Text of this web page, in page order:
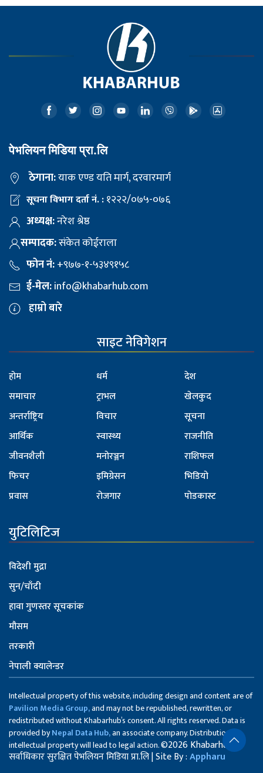
पेभलियन मिडिया प्रा.लि
ठेगाना:याक एण्ड यति मार्ग, दरवारमार्ग
सूचना विभाग दर्ता नं. :१२२२/०७५-०७६
अध्यक्ष:नरेश श्रेष्ठ
सम्पादक:संकेत कोईराला
फोन नं:+९७७-१-५३४९१५८
ई-मेल:info@khabarhub.com
हाम्रो बारे
साइट नेविगेशन
होम
समाचार
अन्तर्राष्ट्रिय
आर्थिक
जीवनशैली
फिचर
प्रवास
धर्म
ट्राभल
विचार
स्वास्थ्य
मनोरञ्जन
इमिग्रेसन
रोजगार
देश
खेलकुद
सूचना
राजनीति
राशिफल
भिडियो
पोडकास्ट
युटिलिटिज
विदेशी मुद्रा
सुन/चाँदी
हावा गुणस्तर सूचकांक
मौसम
तरकारी
नेपाली क्यालेन्डर
Intellectual property of this website, including design and content are of
Pavilion Media Group,and may not be republished, rewritten, or
redistributed without Khabarhub’s consent. All rights reserved. Data is
provided byNepal Data Hub,an associate company. Distribution of
intellectual property will lead to legal action.©2026 Khabarhub
सर्वाधिकार सुरक्षित पेभलियन मिडिया प्रा.लि | Site By :Appharu